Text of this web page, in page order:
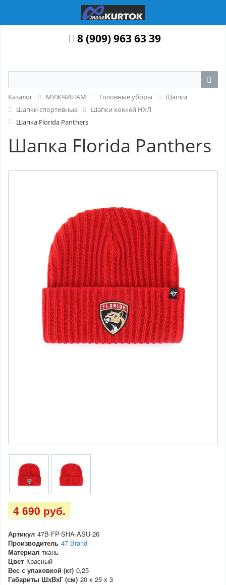
8 (909) 963 63 39
Каталог МУЖЧИНАМ Головные уборы
Шапки
Шапки спортивные
Шапки хоккей НХЛ
Шапка Florida Panthers
Шапка Florida Panthers
4 690 руб.
Артикул 47B-FP-SHA-ASU-26
Производитель 47 Brand
Материал ткань
Цвет Красный
Вес с упаковкой (кг) 0,25
Габариты ШхВхГ (см) 20 x 25 x 3